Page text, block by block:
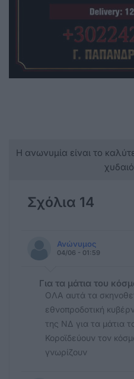
Η ανωνυμία είναι το
Σχόλια 14
Ανώνυμος
04/06 - 01:59
Για τα μάτια του
ΟΛΑ αυτά τα
εθνοπροδοτική
της ΝΔ για τα μάτια
Κοροϊδεύουν τον
γνωρίζουν